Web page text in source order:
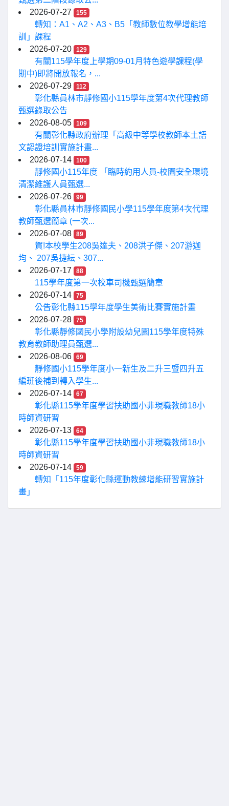
2026-07-27
155
轉知：A1、A2、A3、B5「教師數位教學增能培
訓」課程
2026-07-20
129
有關115學年度上學期09-01月特色遊學課程(學
期中)即將開放報名，...
2026-07-29
112
彰化縣員林市靜修國小115學年度第4次代理教師
甄選錄取公告
2026-08-05
109
有關彰化縣政府辦理「高級中等學校教師本土語
文認證培訓實施計畫...
2026-07-14
100
靜修國小115年度 「臨時約用人員-校園安全環境
清潔維護人員甄選...
2026-07-26
99
彰化縣員林市靜修國民小學115學年度第4次代理
教師甄選簡章 (一次...
2026-07-08
89
賀!本校學生208吳達夫、208洪子傑、207游迦
均、 207吳捷紜、307...
2026-07-17
88
115學年度第一次校車司機甄選簡章
2026-07-14
75
公告彰化縣115學年度學生美術比賽實施計畫
2026-07-28
75
彰化縣靜修國民小學附設幼兒園115學年度特殊
教育教師助理員甄選...
2026-08-06
69
靜修國小115學年度小一新生及二升三暨四升五
編班後補到轉入學生...
2026-07-14
67
彰化縣115學年度學習扶助國小非現職教師18小
時師資研習
2026-07-13
64
彰化縣115學年度學習扶助國小非現職教師18小
時師資研習
2026-07-14
59
轉知「115年度彰化縣運動教練增能研習實施計
畫」